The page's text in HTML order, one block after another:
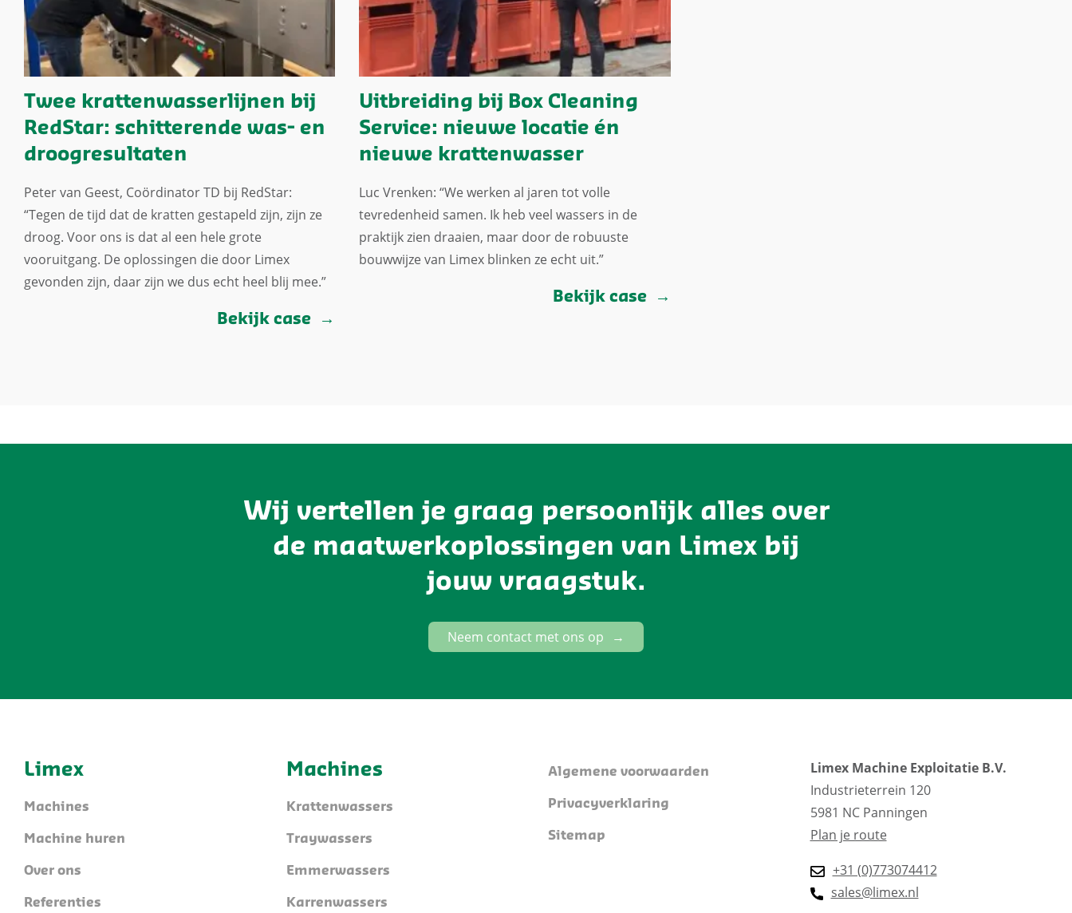
Twee krattenwasserlijnen bij
RedStar: schitterende was- en
droogresultaten
Peter van Geest, Coördinator TD bij RedStar:
“Tegen de tijd dat de kratten gestapeld zijn, zijn ze
droog. Voor ons is dat al een hele grote
vooruitgang. De oplossingen die door Limex
gevonden zijn, daar zijn we dus echt heel blij mee.”
Bekijk case
Uitbreiding bij Box Cleaning
Service: nieuwe locatie én
nieuwe krattenwasser
Luc Vrenken: “We werken al jaren tot volle
tevredenheid samen. Ik heb veel wassers in de
praktijk zien draaien, maar door de robuuste
bouwwijze van Limex blinken ze echt uit.”
Bekijk case
Wij vertellen je graag persoonlijk alles over
de maatwerkoplossingen van Limex bij
jouw vraagstuk.
Neem contact met ons op
Limex
Machines
Machine huren
Over ons
Referenties
Machines
Krattenwassers
Traywassers
Emmerwassers
Karrenwassers
Algemene voorwaarden
Privacyverklaring
Sitemap
Limex Machine Exploitatie B.V.
Industrieterrein 120
5981 NC Panningen
Plan je route
+31 (0)773074412
sales@limex.nl